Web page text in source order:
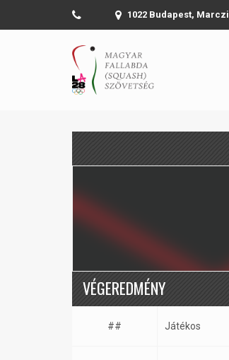
1022 Budapest,
VÉGEREDMÉNY
## Játékos